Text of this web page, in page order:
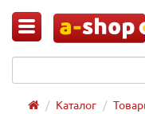
Каталог